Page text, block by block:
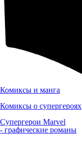
Комиксы и манга
Комиксы о супергероях
Супергерои Marvel
- графические романы